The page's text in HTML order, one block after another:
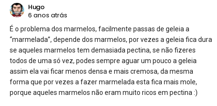
Hugo
6 anos atrás
É o problema dos marmelos, facilmente passas de geleia a
“marmelada”, depende dos marmelos, por vezes a geleia fica dura
se aqueles marmelos tem demasiada pectina, se não fizeres
todos de uma só vez, podes sempre aguar um pouco a geleia
assim ela vai ficar menos densa e mais cremosa, da mesma
forma que por vezes a fazer marmelada esta fica mais mole,
porque aqueles marmelos não eram muito ricos em pectina :)